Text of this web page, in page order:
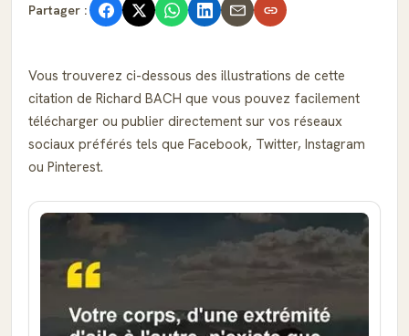
Partager :
Vous trouverez ci-dessous des illustrations de cette
citation de Richard BACH que vous pouvez facilement
télécharger ou publier directement sur vos réseaux
sociaux préférés tels que Facebook, Twitter, Instagram
ou Pinterest.